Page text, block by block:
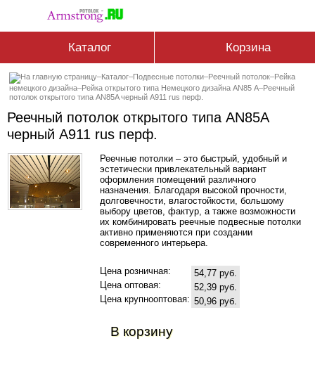
Каталог Корзина
–Каталог–Подвесные потолки–Реечный потолок–Рейка
немецкого дизайна–Рейка открытого типа Немецкого дизайна АN85 А–Реечный
потолок открытого типа AN85A черный А911 rus перф.
Реечный потолок открытого типа AN85A
черный А911 rus перф.
Реечные потолки – это быстрый, удобный и
эстетически привлекательный вариант
оформления помещений различного
назначения. Благодаря высокой прочности,
долговечности, влагостойкости, большому
выбору цветов, фактур, а также возможности
их комбинировать реечные подвесные потолки
активно применяются при создании
современного интерьера.
Цена розничная:
54,77 руб.
Цена оптовая:
52,39 руб.
Цена крупнооптовая: 50,96 руб.
В корзину